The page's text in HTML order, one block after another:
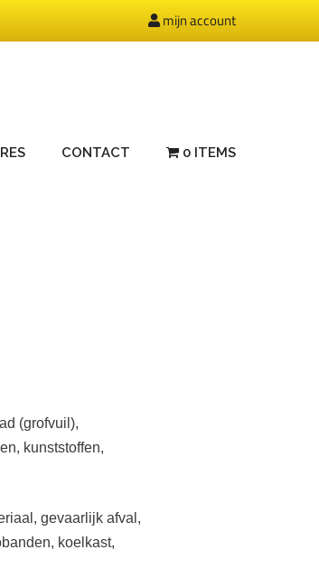
mijn account
CONTACT 0 ITEMS
(grofvuil),
kunststoffen,
gevaarlijk afval,
koelkast,